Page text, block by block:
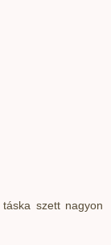
szett nagyon